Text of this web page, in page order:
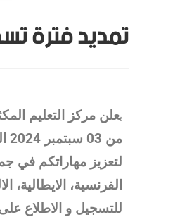
تمديد فترة
ي
من 03 سبتمبر 2024 الى غاية 20 سبتمبر 2024
لتعزيز مهاراتكم في
الفرنسية، الايطالية،
للتسجيل و الاطلاع